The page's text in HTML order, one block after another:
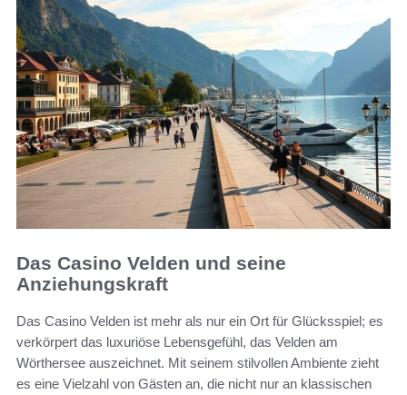
Das Casino Velden und seine
Anziehungskraft
Das Casino Velden ist mehr als nur ein Ort für Glücksspiel; es
verkörpert das luxuriöse Lebensgefühl, das Velden am
Wörthersee auszeichnet. Mit seinem stilvollen Ambiente zieht
es eine Vielzahl von Gästen an, die nicht nur an klassischen